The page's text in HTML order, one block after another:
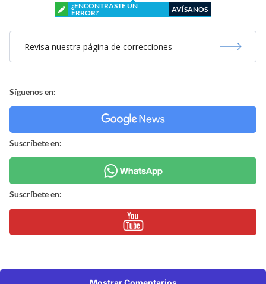
¿ENCONTRASTE UN
ERROR?
AVÍSANOS
Revisa nuestra página de correcciones
Síguenos en:
Suscríbete en:
Suscríbete en: